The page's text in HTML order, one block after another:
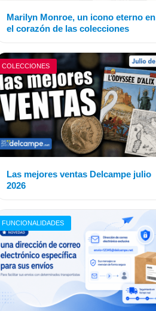
Marilyn Monroe, un icono eterno en
el corazón de las colecciones
COLECCIONES
Las mejores ventas Delcampe julio
2026
FUNCIONALIDADES